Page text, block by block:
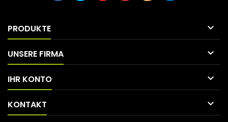
PRODUKTE 
UNSERE FIRMA 
IHR KONTO 
KONTAKT 